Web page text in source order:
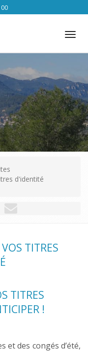
d'identité
TITRES
TITRES
!
et des congés d’été,